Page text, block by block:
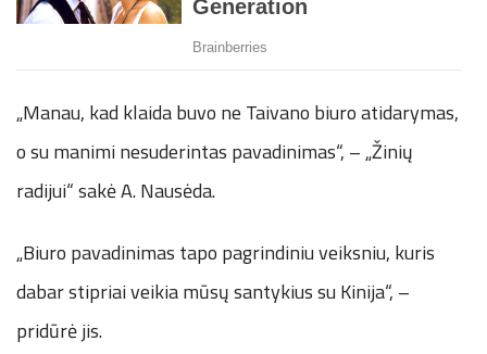
„Manau, kad klaida buvo ne Taivano biuro atidarymas,
o su manimi nesuderintas pavadinimas“, – „Žinių
radijui“ sakė A. Nausėda.
„Biuro pavadinimas tapo pagrindiniu veiksniu, kuris
dabar stipriai veikia mūsų santykius su Kinija“, –
pridūrė jis.